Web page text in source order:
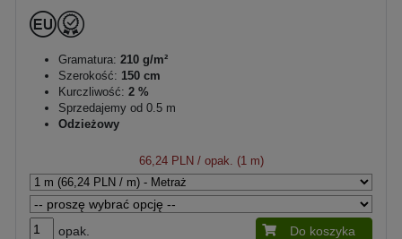
Gramatura: 210 g/m²
Szerokość: 150 cm
Kurczliwość: 2 %
Sprzedajemy od 0.5 m
Odzieżowy
66,24 PLN / opak. (1 m)
opak. Do koszyka